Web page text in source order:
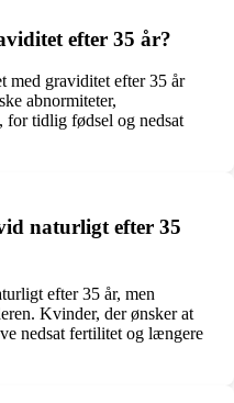
efter 35 år?
med graviditet efter 35 år
abnormiteter,
for tidlig fødsel og nedsat
naturligt efter 35
efter 35 år, men
Kvinder, der ønsker at
nedsat fertilitet og længere